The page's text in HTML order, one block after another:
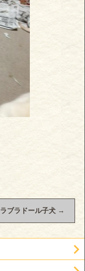
ラブラドール子犬 →